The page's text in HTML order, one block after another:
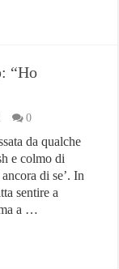
2024
“Ho
0
da qualche
e colmo di
di se’. In
sentire a
a …